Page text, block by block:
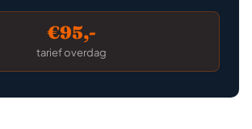
€95,-
tarief overdag